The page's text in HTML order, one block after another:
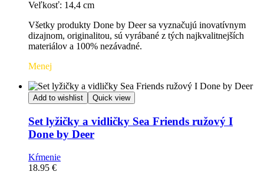
Veľkosť: 14,4 cm
Všetky produkty Done by Deer sa vyznačujú inovatívnym
dizajnom, originalitou, sú vyrábané z tých najkvalitnejších
materiálov a 100% nezávadné.
Menej
Add to wishlist Quick view
Set lyžičky a vidličky Sea Friends ružový I
Done by Deer
Kŕmenie
18.95 €